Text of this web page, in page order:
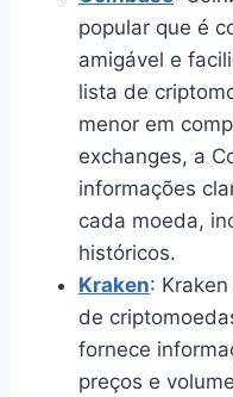
popular que é
amigável e
lista de
menor em
exchanges, a
informações
cada moeda,
históricos.
Kraken:
de
fornece
preços e